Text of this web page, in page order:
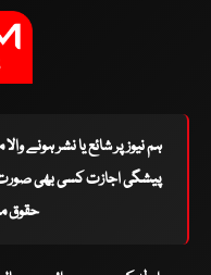
ہم نیوز پر شائع یا نشر ہونے
پیشگی اجازت کسی بھی صورت
حقوق